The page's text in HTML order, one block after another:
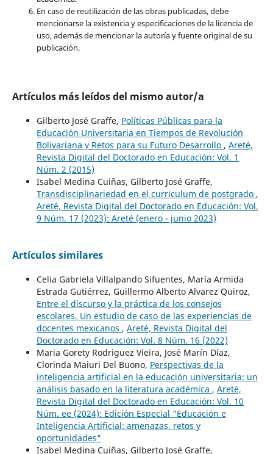
En caso de reutilización de las obras publicadas, debe
mencionarse la existencia y especificaciones de la licencia de
uso, además de mencionar la autoría y fuente original de su
publicación.
Artículos más leídos del mismo autor/a
Gilberto José Graffe, Políticas Públicas para la
Educación Universitaria en Tiempos de Revolución
Bolivariana y Retos para su Futuro Desarrollo , Areté,
Revista Digital del Doctorado en Educación: Vol. 1
Núm. 2 (2015)
Isabel Medina Cuiñas, Gilberto José Graffe,
Transdisciplinariedad en el curriculum de postgrado ,
Areté, Revista Digital del Doctorado en Educación: Vol.
9 Núm. 17 (2023): Areté (enero - junio 2023)
Artículos similares
Celia Gabriela Villalpando Sifuentes, María Armida
Estrada Gutiérrez, Guillermo Alberto Alvarez Quiroz,
Entre el discurso y la práctica de los consejos
escolares. Un estudio de caso de las experiencias de
docentes mexicanos , Areté, Revista Digital del
Doctorado en Educación: Vol. 8 Núm. 16 (2022)
Maria Gorety Rodriguez Vieira, José Marín Díaz,
Clorinda Maiuri Del Buono, Perspectivas de la
inteligencia artificial en la educación universitaria: un
análisis basado en la literatura académica , Areté,
Revista Digital del Doctorado en Educación: Vol. 10
Núm. ee (2024): Edición Especial "Educación e
Inteligencia Artificial: amenazas, retos y
oportunidades"
Isabel Medina Cuiñas, Gilberto José Graffe,